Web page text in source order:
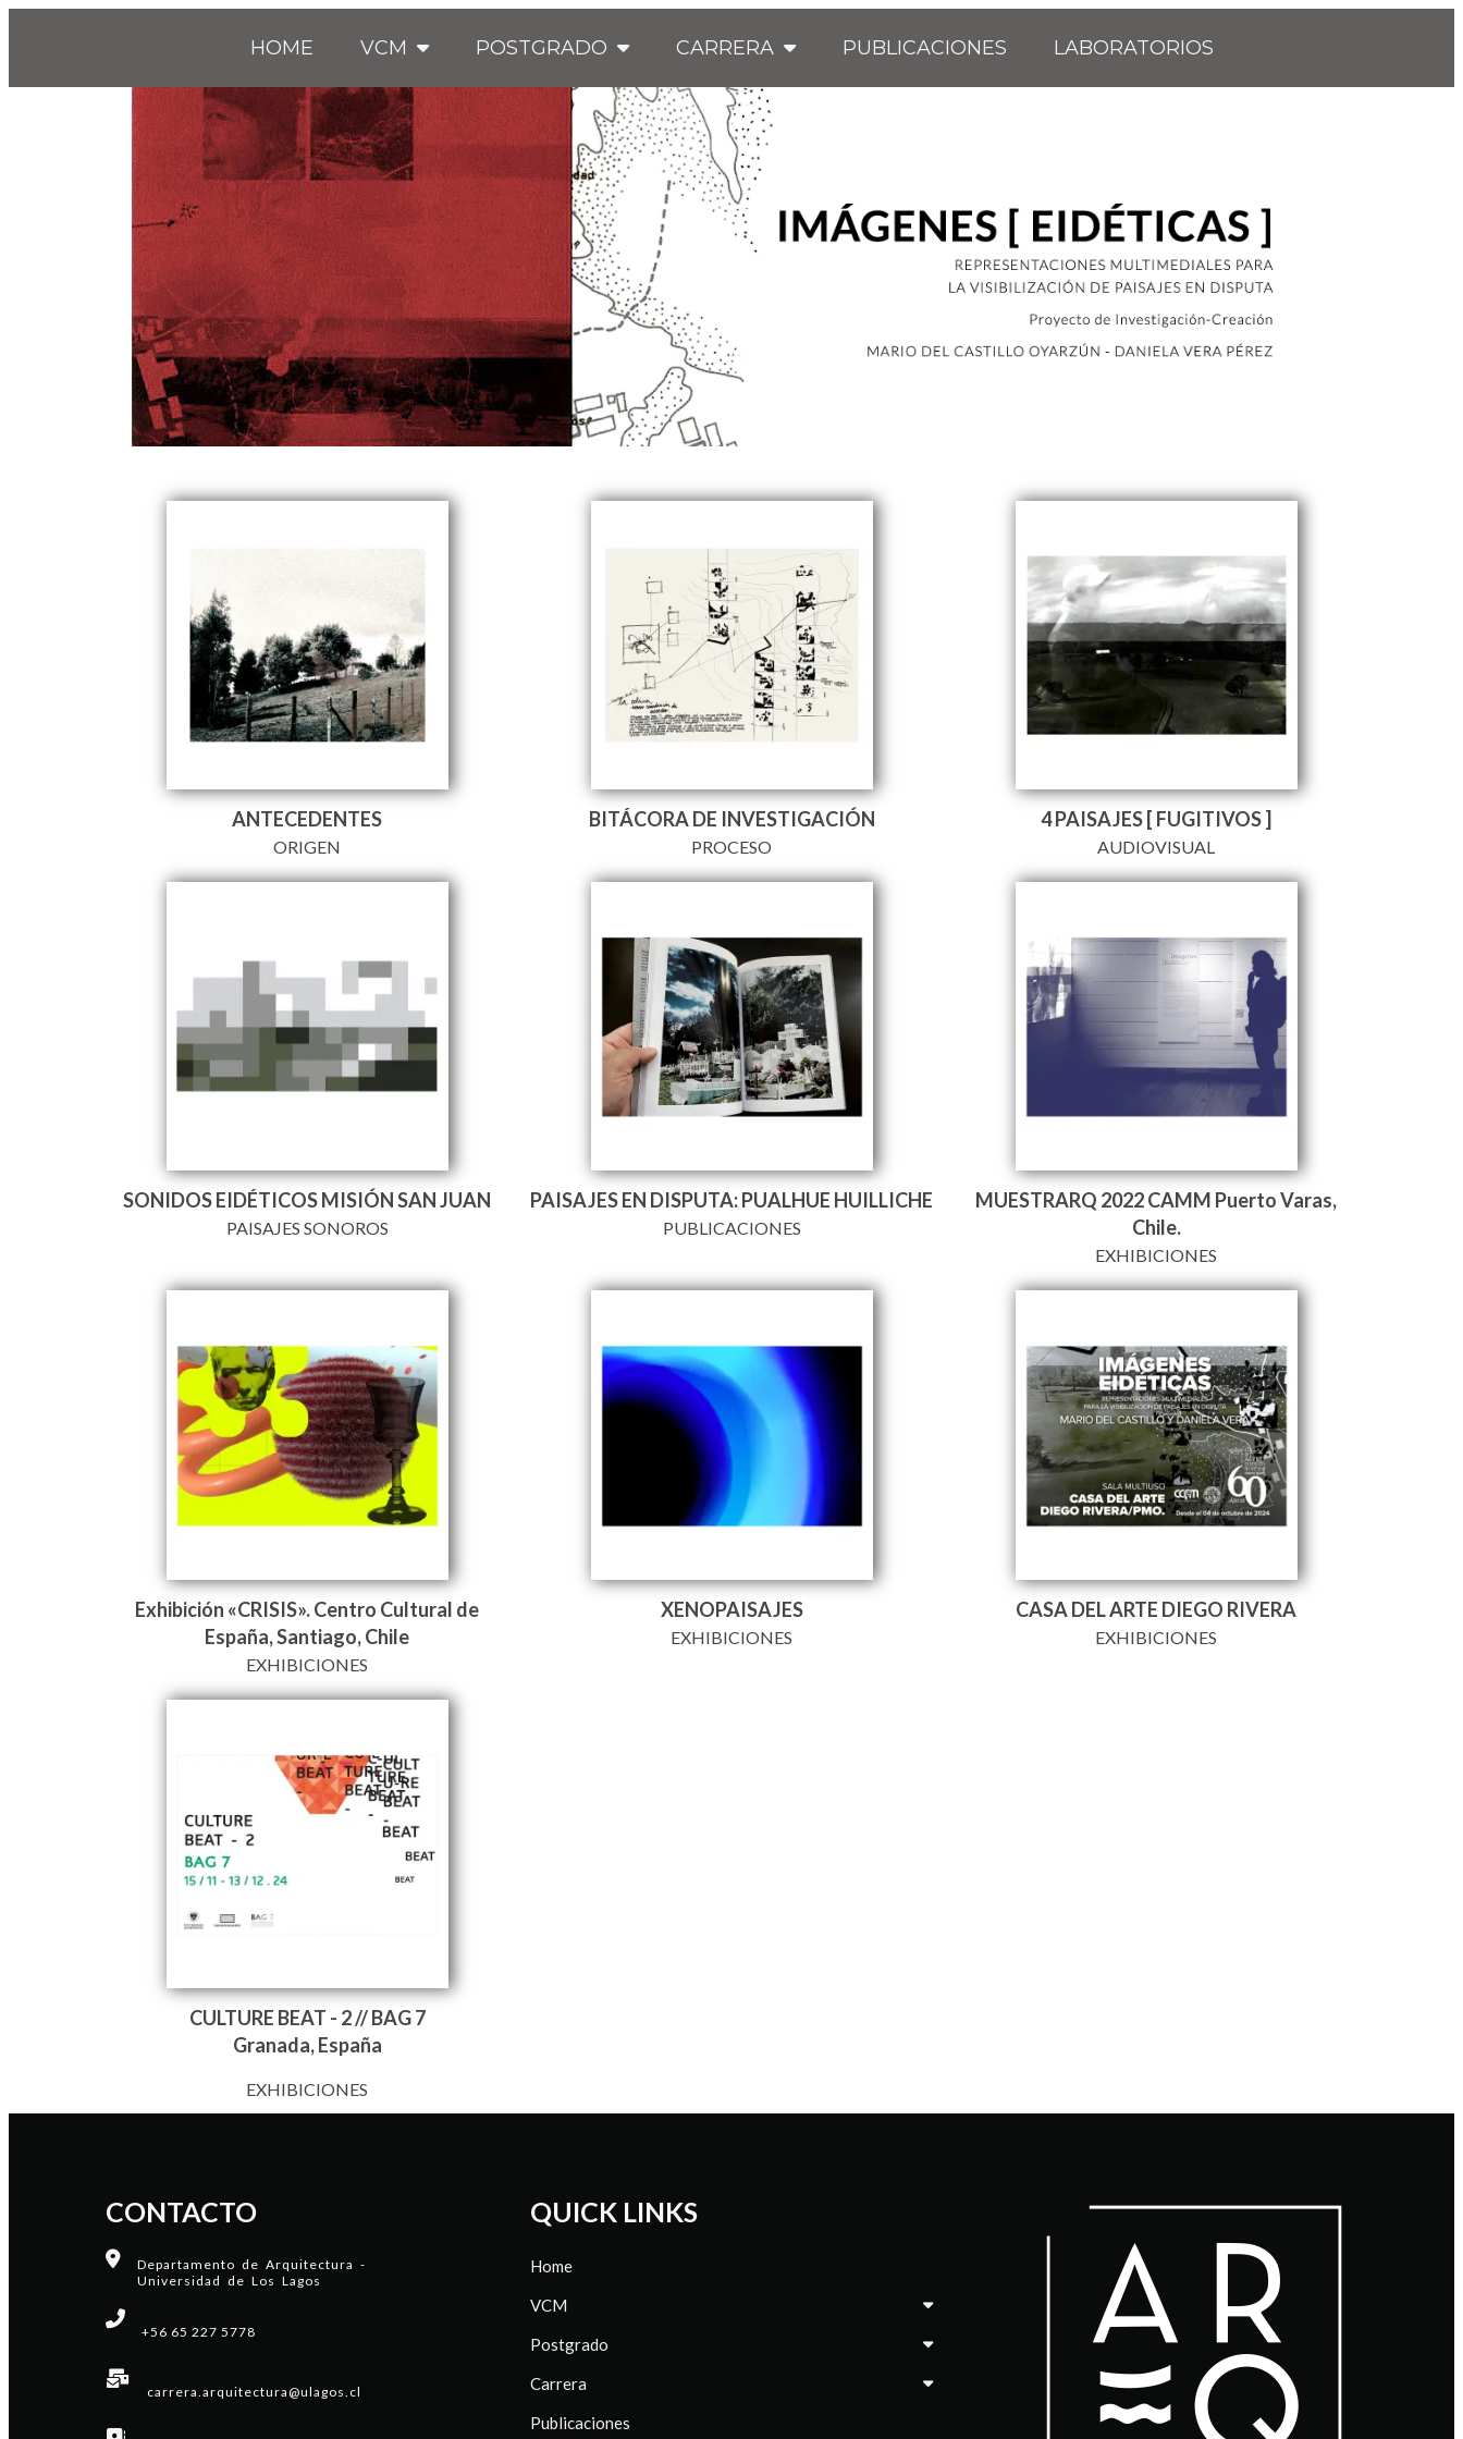
HOME VCM POSTGRADO CARRERA PUBLICACIONES LABORATORIOS
ANTECEDENTES
ORIGEN
BITÁCORA DE INVESTIGACIÓN
PROCESO
4 PAISAJES [ FUGITIVOS ]
AUDIOVISUAL
SONIDOS EIDÉTICOS MISIÓN SAN JUAN
PAISAJES SONOROS
PAISAJES EN DISPUTA: PUALHUE HUILLICHE
PUBLICACIONES
MUESTRARQ 2022 CAMM Puerto Varas,
Chile.
EXHIBICIONES
Exhibición «CRISIS». Centro Cultural de
España, Santiago, Chile
EXHIBICIONES
XENOPAISAJES
EXHIBICIONES
CASA DEL ARTE DIEGO RIVERA
EXHIBICIONES
CULTURE BEAT - 2 // BAG 7
Granada, España
EXHIBICIONES
CONTACTO
Departamento de Arquitectura -
Universidad de Los Lagos
+56 65 227 5778
carrera.arquitectura@ulagos.cl
QUICK LINKS
Home
VCM
Postgrado
Carrera
Publicaciones